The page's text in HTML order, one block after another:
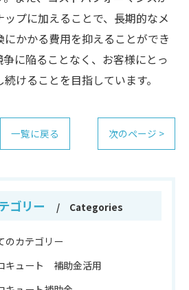
プに加えることで、長期的なメ
かかる費用を抑えることができ
に陥ることなく、お客様にとっ
けることを目指しています。
一覧に戻る 次のページ >
ゴリー Categories
のカテゴリー
キュート 補助金活用